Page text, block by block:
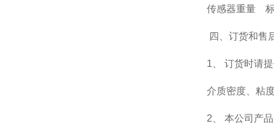
传感器重量
四、订货和售
1、 订货时请
介质密度、粘
2、 本公司产